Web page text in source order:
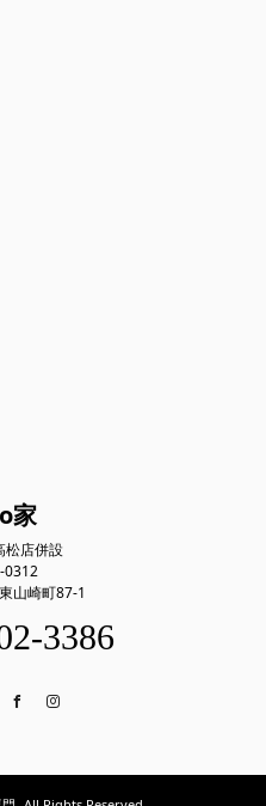
家
松店併設
0312
山崎町87-1
3386
Twitter Facebook